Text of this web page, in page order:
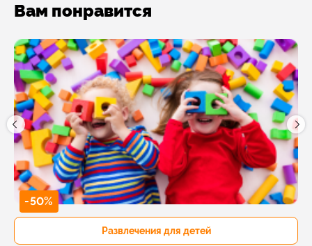
Вам понравится
-50%
Развлечения для детей